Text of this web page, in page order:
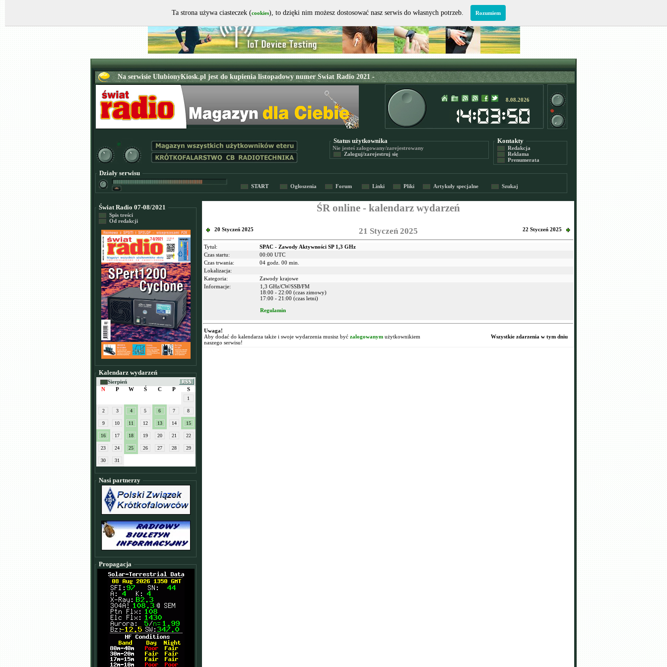
8.08.2026
Status użytkownika
Nie jesteś zalogowany/zarejestrowany
Zaloguj/zarejestruj się
Kontakty
Redakcja
Reklama
Prenumerata
Działy serwisu
START Ogłoszenia Forum Linki Pliki Artykuły specjalne Szukaj
Świat Radio 07-08/2021
Spis treści
Od redakcji
Kalendarz wydarzeń
Sierpień
N
P W Ś C P S
1
2 3 4 5 6 7 8
9 10 11 12 13 14 15
16 17 18 19 20 21 22
23 24 25 26 27 28 29
30 31
Nasi partnerzy
Propagacja
ŚR online - kalendarz wydarzeń
20 Styczeń 2025 21 Styczeń 2025 22 Styczeń 2025
Tytuł:
SPAC - Zawody Aktywności SP 1,3 GHz
Czas startu:
00:00 UTC
Czas trwania:
04 godz. 00 min.
Lokalizacja:
Kategoria:
Zawody krajowe
Informacje:
1,3 GHz/CW/SSB/FM
18:00 - 22:00 (czas zimowy)
17:00 - 21:00 (czas letni)
Regulamin
Uwaga!
Aby dodać do kalendarza także i swoje wydarzenia musisz być zalogowanym użytkownikiem
naszego serwisu!
Wszystkie zdarzenia w tym dniu
Ta strona używa ciasteczek (cookies), to dzięki nim możesz dostosować nasz serwis do własnych potrzeb. Rozumiem